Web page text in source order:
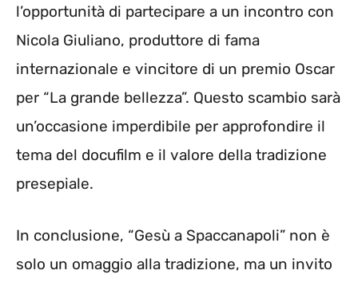
l’opportunità di partecipare a un incontro con
Nicola Giuliano, produttore di fama
internazionale e vincitore di un premio Oscar
per “La grande bellezza”. Questo scambio sarà
un’occasione imperdibile per approfondire il
tema del docufilm e il valore della tradizione
presepiale.
In conclusione, “Gesù a Spaccanapoli” non è
solo un omaggio alla tradizione, ma un invito